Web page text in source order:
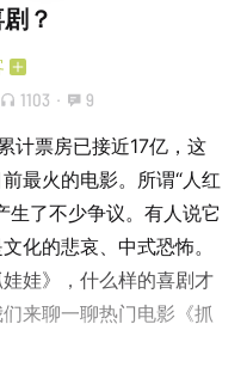
？
1103 · 9
计票房已接近17亿，这
最火的电影。所谓“人红
生了不少争议。有人说它
化的悲哀、中式恐怖。
娃》，什么样的喜剧才
来聊一聊热门电影《抓